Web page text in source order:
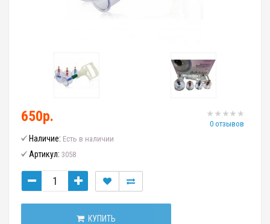
0 отзывов
650р.
Наличие: Есть в наличии
Артикул: 3058
КУПИТЬ